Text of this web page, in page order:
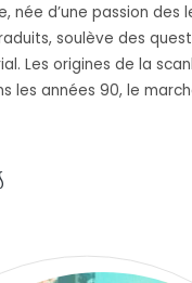
née d’une passion des
soulève des
Les origines de la
les années 90, le